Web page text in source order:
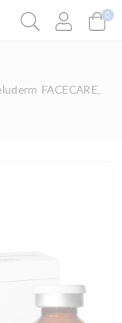
0
FACECARE,